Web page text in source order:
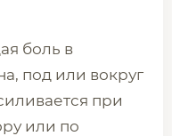
боль в
под или вокруг
при
или по